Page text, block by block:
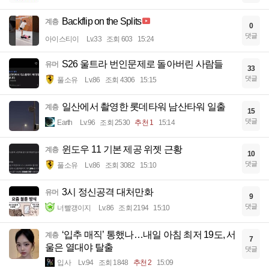
계층 Backflip on the Splits
아이스티이 Lv.33 조회 603 15:24
0
댓글
유머 S26 울트라 번인문제로 돌아버린 사람들
풀소유 Lv.86 조회 4306 15:15
33
댓글
계층 일산에서 촬영한 롯데타워 남산타워 일출
Earth Lv.96 조회 2530 추천 1 15:14
15
댓글
계층 윈도우 11 기본 제공 위젯 근황
풀소유 Lv.86 조회 3082 15:10
10
댓글
유머 3시 정신공격 대처만화
너빨갱이지 Lv.86 조회 2194 15:10
9
댓글
계층 ‘입추 매직’ 통했나…내일 아침 최저 19도, 서
울은 열대야 탈출
입사 Lv.94 조회 1848 추천 2 15:09
7
댓글